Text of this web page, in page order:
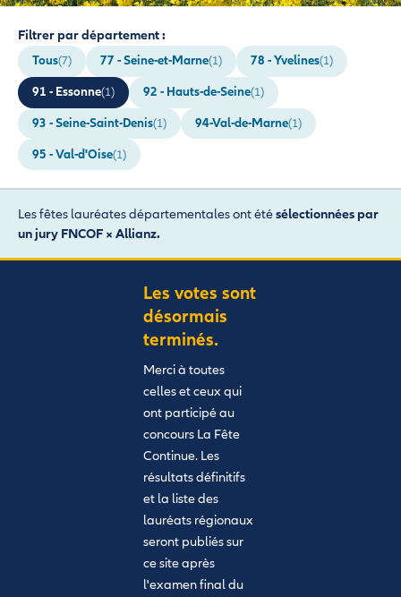
Filtrer par département :
Tous(7) 77 - Seine-et-Marne(1) 78 - Yvelines(1)
91 - Essonne(1) 92 - Hauts-de-Seine(1)
93 - Seine-Saint-Denis(1) 94-Val-de-Marne(1)
95 - Val-d'Oise(1)
Les fêtes lauréates départementales ont étésélectionnées par
un jury FNCOF × Allianz.
Les votes sont
désormais
terminés.
Merci à toutes
celles et ceux qui
ont participé au
concours La Fête
Continue. Les
résultats définitifs
et la liste des
lauréats régionaux
seront publiés sur
ce site après
l'examen final du